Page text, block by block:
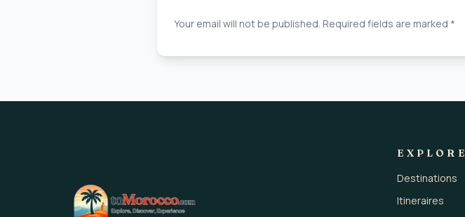
Your email will not be published. Required fields are marked *
EXPLORE
Destinations
Itineraires